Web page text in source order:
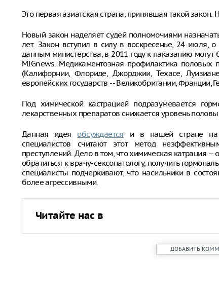
Это первая азиатская страна, принявшая такой закон.
Новый закон наделяет судей полномочиями
лет. Закон вступил в силу в воскресенье, 24 июля,
данным министерства, в 2011 году к наказанию могут
MIGnews. Медикаментозная профилактика
(Калифорнии, Флориде, Джорджии, Техасе,
европейских государств -- Великобритании,
Под химической кастрацией подразумевается
лекарственных препаратов снижается уровень
Данная идея обсуждается и в нашей стране на
специалистов считают этот метод
преступлений. Дело в том, что химическая катрация
обратиться к врачу-сексопатологу, получить
специалисты подчеркивают, что насильники в
более агрессивными.
Читайте нас в
ДОБАВИТЬ